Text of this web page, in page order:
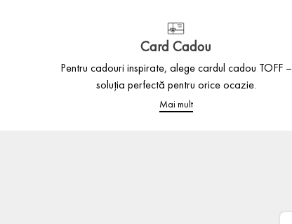
Card Cadou
Pentru cadouri inspirate, alege cardul cadou TOFF –
soluția perfectă pentru orice ocazie.
Mai mult